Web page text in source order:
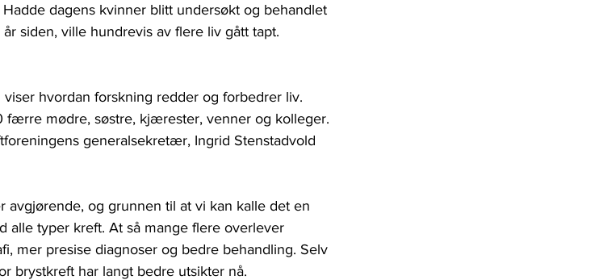
dagens kvinner blitt undersøkt og behandlet
siden, ville hundrevis av flere liv gått tapt.
hvordan forskning redder og forbedrer liv.
færre mødre, søstre, kjærester, venner og kolleger.
generalsekretær, Ingrid Stenstadvold
avgjørende, og grunnen til at vi kan kalle det en
alle typer kreft. At så mange flere overlever
mer presise diagnoser og bedre behandling. Selv
brystkreft har langt bedre utsikter nå.